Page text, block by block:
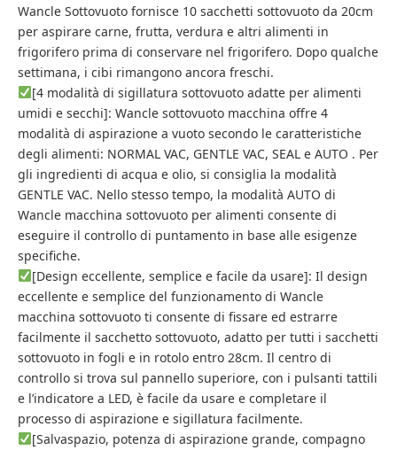
Wancle Sottovuoto fornisce 10 sacchetti sottovuoto da 20cm
per aspirare carne, frutta, verdura e altri alimenti in
frigorifero prima di conservare nel frigorifero. Dopo qualche
settimana, i cibi rimangono ancora freschi.
[4 modalità di sigillatura sottovuoto adatte per alimenti
umidi e secchi]: Wancle sottovuoto macchina offre 4
modalità di aspirazione a vuoto secondo le caratteristiche
degli alimenti: NORMAL VAC, GENTLE VAC, SEAL e AUTO . Per
gli ingredienti di acqua e olio, si consiglia la modalità
GENTLE VAC. Nello stesso tempo, la modalità AUTO di
Wancle macchina sottovuoto per alimenti consente di
eseguire il controllo di puntamento in base alle esigenze
specifiche.
[Design eccellente, semplice e facile da usare]: Il design
eccellente e semplice del funzionamento di Wancle
macchina sottovuoto ti consente di fissare ed estrarre
facilmente il sacchetto sottovuoto, adatto per tutti i sacchetti
sottovuoto in fogli e in rotolo entro 28cm. Il centro di
controllo si trova sul pannello superiore, con i pulsanti tattili
e l’indicatore a LED, è facile da usare e completare il
processo di aspirazione e sigillatura facilmente.
[Salvaspazio, potenza di aspirazione grande, compagno